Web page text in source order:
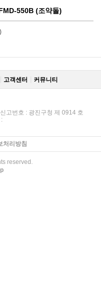
550B (조약돌)
고객센터 커뮤니티
고번호 : 광진구청 제 0914 호
처리방침
reserved.